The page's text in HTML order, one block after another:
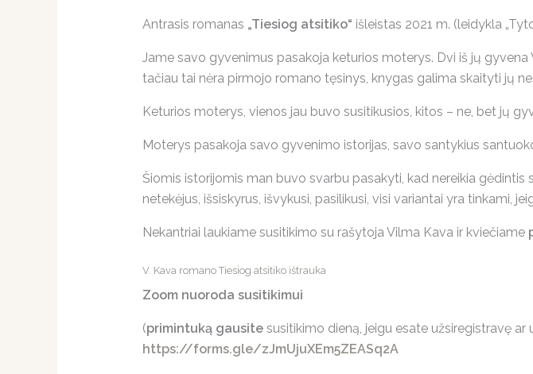
Antrasis romanas „Tiesiog atsitiko“ išleistas 2021 m. (leidykla
Jame savo gyvenimus pasakoja keturios moterys. Dvi iš jų
tačiau tai nėra pirmojo romano tęsinys, knygas galima skaityti jų
Keturios moterys, vienos jau buvo susitikusios, kitos – ne, bet jų
Moterys pasakoja savo gyvenimo istorijas, savo santykius
Šiomis istorijomis man buvo svarbu pasakyti, kad nereikia
netekėjus, išsiskyrus, išvykusi, pasilikusi, visi variantai yra tinkami,
Nekantriai laukiame susitikimo su rašytoja Vilma Kava ir kviečiame
V. Kava romano Tiesiog atsitiko ištrauka
Zoom nuoroda susitikimui
(primintuką gausite susitikimo dieną, jeigu esate užsiregistravę
https://forms.gle/zJmUjuXEm5ZEASq2A